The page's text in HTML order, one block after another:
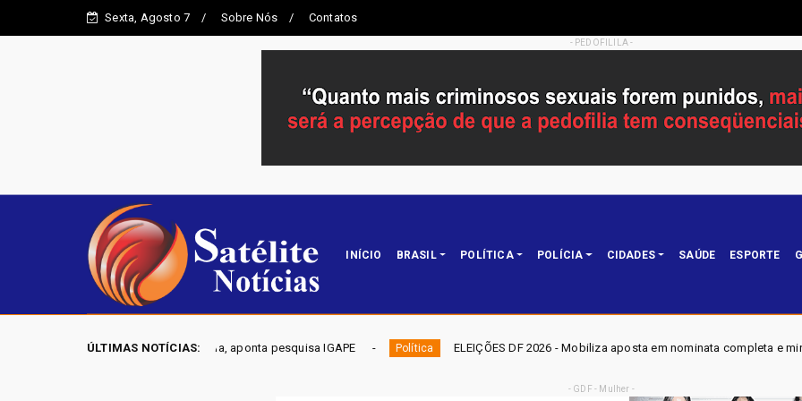
Sexta, Agosto 7 Sobre Nós Contatos
- PEDOFILILA -
INÍCIO BRASIL POLÍTICA POLÍCIA CIDADES SAÚDE ESPORTE
ÚLTIMAS NOTÍCIAS:
em Novo Gama, aponta pesquisa IGAPE Política ELEIÇÕES DF 2026 - Mobiliza aposta em nominata completa e mira eleger três deputados
- GDF - Mulher -